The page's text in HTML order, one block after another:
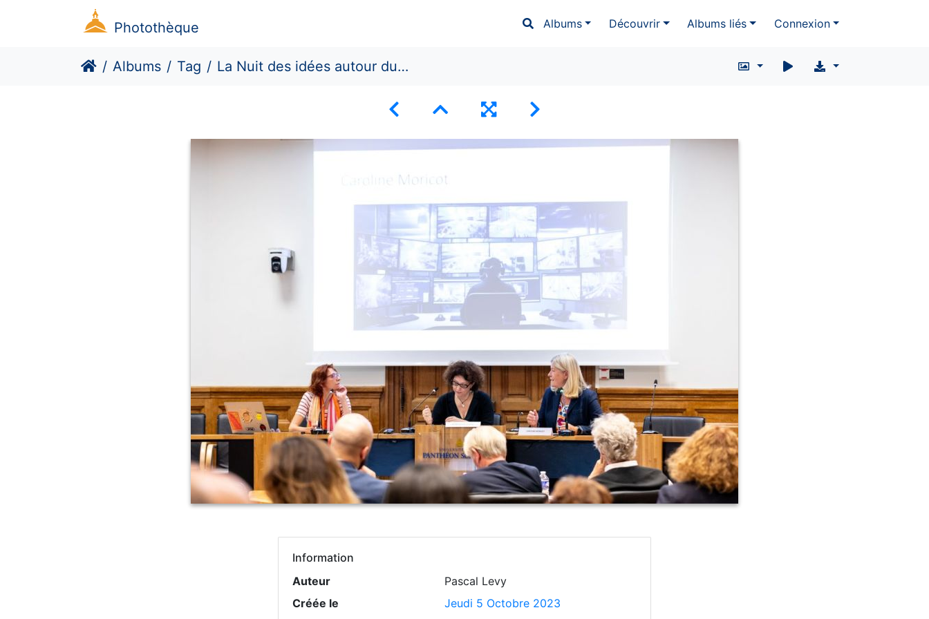
Photothèque Albums Découvrir Albums liés Connexion
Albums Tag La Nuit des idées autour du Panthéon
Information
Auteur
Pascal Levy
Créée le
Jeudi 5 Octobre 2023